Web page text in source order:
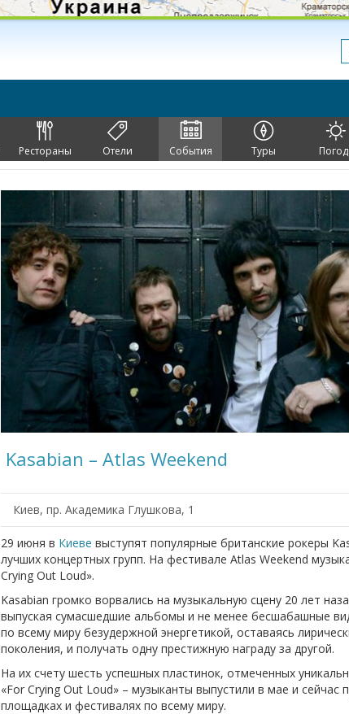
Рестораны Отели События Туры
Kasabian – Atlas Weekend
Киев, пр. Академика Глушкова, 1
29 июня в Киеве выступят популярные британские рокеры
лучших концертных групп. На фестивале Atlas Weekend
Crying Out Loud».
Kasabian громко ворвались на музыкальную сцену 20 лет
выпуская сумасшедшие альбомы и не менее бесшабашные
по всему миру безудержной энергетикой, оставаясь
поколения, и получать одну престижную награду за другой.
На их счету шесть успешных пластинок, отмеченных
«For Crying Out Loud» – музыканты выпустили в мае и сейчас
площадках и фестивалях по всему миру.